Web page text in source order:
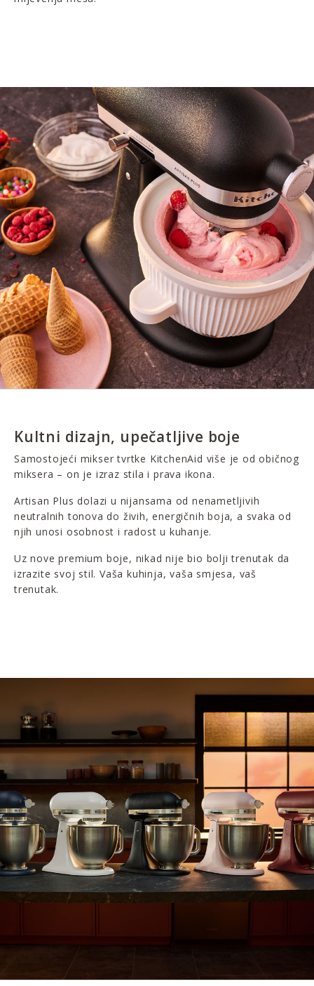
Kultni dizajn, upečatljive boje
Samostojeći mikser tvrtke KitchenAid više je od običnog
miksera – on je izraz stila i prava ikona.
Artisan Plus dolazi u nijansama od nenametljivih
neutralnih tonova do živih, energičnih boja, a svaka od
njih unosi osobnost i radost u kuhanje.
Uz nove premium boje, nikad nije bio bolji trenutak da
izrazite svoj stil. Vaša kuhinja, vaša smjesa, vaš
trenutak.